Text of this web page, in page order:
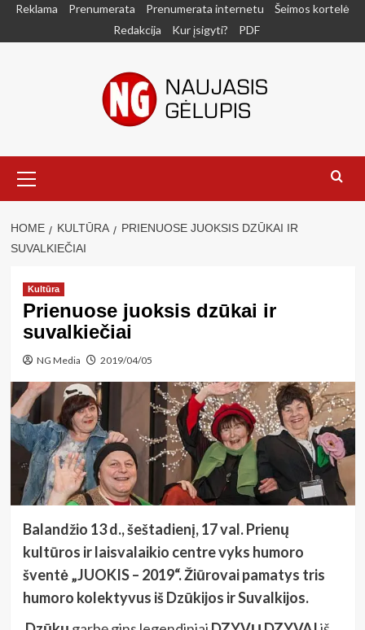
SkipReklama Prenumerata Prenumerata internetu
Šeimos kortelė
Redakcija
Kur įsigyti? PDF
Menu
HOME KULTŪRA
PRIENUOSE JUOKSIS DZŪKAI IR
SUVALKIEČIAI
Kultūra
Prienuose juoksis dzūkai ir
suvalkiečiai
NG Media 2019/04/05
Balandžio 13 d., šeštadienį, 17 val. Prienų
kultūros ir laisvalaikio centre vyks humoro
šventė „JUOKIS – 2019“. Žiūrovai pamatys tris
humoro kolektyvus iš Dzūkijos ir Suvalkijos.